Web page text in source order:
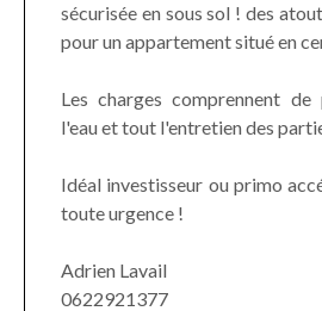
sécurisée en sous sol ! des
pour un appartement situé en
Les charges comprennent
l'eau et tout l'entretien des
Idéal investisseur ou primo
toute urgence !
Adrien Lavail
0622921377